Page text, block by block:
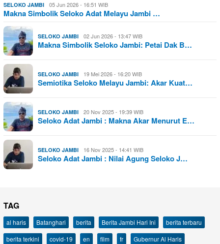
SELOKO JAMBI 05 Jun 2026 - 16:51 WIB
Makna Simbolik Seloko Adat Melayu Jambi …
SELOKO JAMBI 02 Jun 2026 - 13:47 WIB
Makna Simbolik Seloko Jambi: Petai Dak B…
SELOKO JAMBI 19 Mei 2026 - 16:20 WIB
Semiotika Seloko Melayu Jambi: Akar Kuat…
SELOKO JAMBI 20 Nov 2025 - 19:39 WIB
Seloko Adat Jambi : Makna Akar Menurut E…
SELOKO JAMBI 16 Nov 2025 - 14:41 WIB
Seloko Adat Jambi : Nilai Agung Seloko J…
TAG
al haris Batanghari berita Berita Jambi Hari Ini
berita terbaru
berita terkini
covid-19 en film fr
Gubernur Al Haris